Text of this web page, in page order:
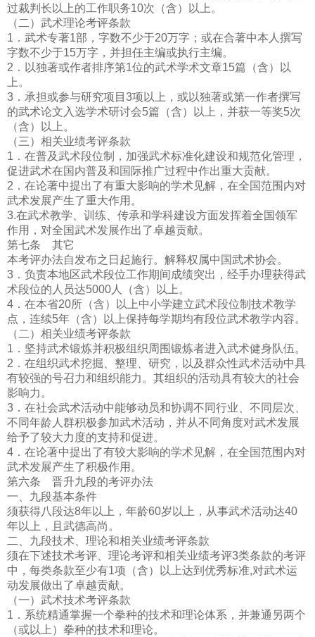
过裁判长以上的工作职务10次（含）以上。
（二）武术理论考评条款
1．武术专著1部，字数不少于20万字；或在合著中本人撰写
字数不少于15万字，并担任主编或执行主编。
2．以独著或作者排序第1位的武术学术文章15篇（含）以
上。
3．承担或参与研究项目3项以上，或以独著或第一作者撰写
的武术论文入选学术研讨会5篇（含）以上，并获一等奖5次
（含）以上。
（三）相关业绩考评条款
1．在普及武术段位制，加强武术标准化建设和规范化管理，
促进武术在国内普及和国际推广过程中作出重大贡献。
2．在论著中提出了有重大影响的学术见解，在全国范围内对
武术发展产生了重大作用。
3.在武术教学、训练、传承和学科建设方面发挥着全国领军
作用，对全国武术发展作出了卓越贡献。
第七条 其它
本考评办法自发布之日起施行。解释权属中国武术协会。
3．负责本地区武术段位工作期间成绩突出，经手办理获得武
术段位的人员达5000人（含）以上。
4．在本省20所（含）以上中小学建立武术段位制技术教学
点，连续5年（含）以上保持每学期均有段位武术教学内容。
（二）相关业绩考评条款
1．坚持武术锻炼并积极组织周围锻炼者进入武术健身队伍。
2．在组织武术挖掘、整理、研究，以及群众性武术活动中具
有较强的号召力和组织能力。其组织的活动具有较大的社会
影响力。
3．在社会武术活动中能够动员和协调不同行业、不同层次、
不同年龄人群积极参加武术活动，并从不同角度对武术发展
给予了较大力度的支持和促进。
4．在论著中提出了有较大影响的学术见解，在全国范围内对
武术发展产生了积极作用。
第六条 晋升九段的考评办法
一、九段基本条件
须获得八段达8年以上，年龄60岁以上，从事武术活动达40
年以上，且武德高尚。
二、九段技术、理论和相关业绩考评条款
须在下述技术考评、理论考评和相关业绩考评3类条款的考评
中，每类条款至少有1项（含）以上达到优秀标准,对武术运
动发展做出了卓越贡献。
（一）武术技术考评条款
1．系统精通掌握一个拳种的技术和理论体系，并兼通另两个
（或以上）拳种的技术和理论。